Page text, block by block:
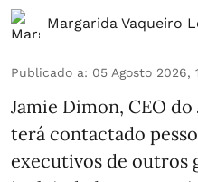
Margarida Vaqueiro
Publicado a: 05 Agosto 2026,
Jamie Dimon, CEO do
terá contactado
executivos de outros